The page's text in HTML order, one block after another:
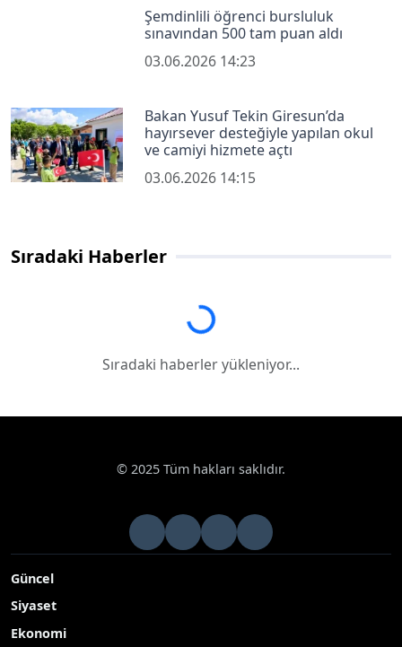
Şemdinlili öğrenci bursluluk
sınavından 500 tam puan aldı
03.06.2026 14:23
Bakan Yusuf Tekin Giresun’da
hayırsever desteğiyle yapılan okul
ve camiyi hizmete açtı
03.06.2026 14:15
Sıradaki Haberler
Sıradaki haberler yükleniyor...
Sıradaki haberler yükleniyor...
© 2025 Tüm hakları saklıdır.
Güncel
Siyaset
Ekonomi